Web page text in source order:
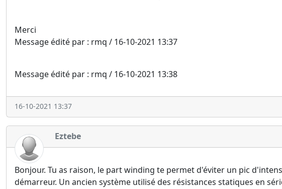
Merci
Message édité par : rmq / 16-10-2021 13:37
Message édité par : rmq / 16-10-2021 13:38
16-10-2021 13:37
Eztebe
Bonjour. Tu as raison, le part winding te permet d'éviter un pic
démarreur. Un ancien système utilisé des résistances statiques en